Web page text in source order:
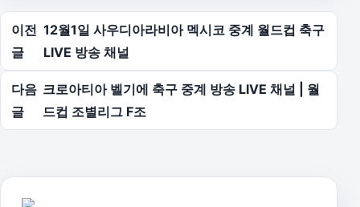
글 탐색
이전
글
12월1일 사우디아라비아 멕시코 중계 월드컵 축구
LIVE 방송 채널
다음
글
크로아티아 벨기에 축구 중계 방송 LIVE 채널 | 월
드컵 조별리그 F조